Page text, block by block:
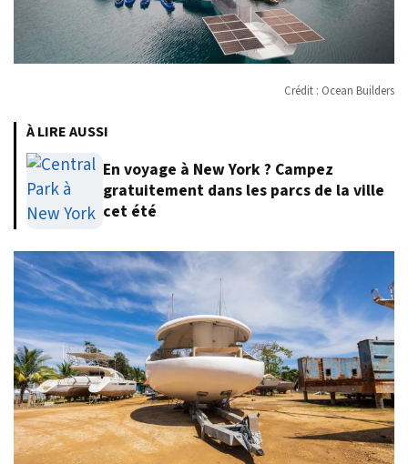
Crédit : Ocean Builders
À LIRE AUSSI
En voyage à New York ? Campez
gratuitement dans les parcs de la ville
cet été